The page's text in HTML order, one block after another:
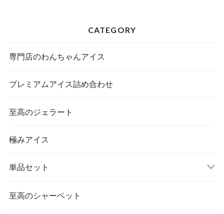
CATEGORY
専門店のわんちゃんアイス
プレミアムアイス詰め合わせ
至高のジェラート
極みアイス
単品セット
至高のシャーベット